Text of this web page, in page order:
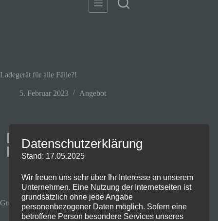
Ladegerät für alle Fälle?!
5. Februar 2023 Angebot
Ladegerät für alle
Fälle?!
Green Cell Power Source 75W schwarz
Datenschutzerklärung
Stand: 17.05.2025
Wir freuen uns sehr über Ihr Interesse an unserem
Unternehmen. Eine Nutzung der Internetseiten ist
grundsätzlich ohne jede Angabe
personenbezogener Daten möglich. Sofern eine
betroffene Person besondere Services unseres